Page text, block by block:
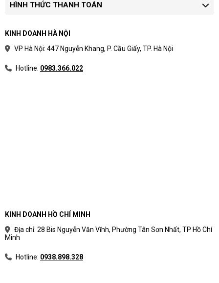
HÌNH THỨC THANH TOÁN
KINH DOANH HÀ NỘI
VP Hà Nội: 447 Nguyễn Khang, P. Cầu Giấy, TP. Hà Nội
Hotline: 0983.366.022
KINH DOANH HỒ CHÍ MINH
Địa chỉ: 28 Bis Nguyễn Văn Vĩnh, Phường Tân Sơn Nhất, TP Hồ Chí
Minh
Hotline: 0938.898.328